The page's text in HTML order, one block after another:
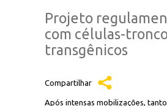
Projeto
com células-
transgênicos
Compartilhar
Após intensas mobilizações,